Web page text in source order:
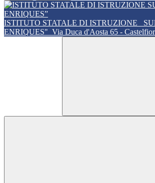
ISTITUTO STATALE DI ISTRUZIONE
ENRIQUES" Via Duca d'Aosta 65 -